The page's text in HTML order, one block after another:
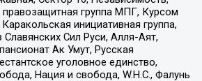
группа МПГ, Курсом
инициативная группа,
Сил Руси, Алля-Аят,
Ак Умут, Русская
уголовное единство,
Нация и свобода, W.H.С., Фалунь